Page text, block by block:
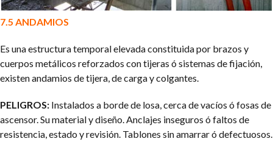
7.5 ANDAMIOS
Es una estructura temporal elevada constituida por brazos y
cuerpos metálicos reforzados con tijeras ó sistemas de fijación,
existen andamios de tijera, de carga y colgantes.
PELIGROS: Instalados a borde de losa, cerca de vacíos ó fosas de
ascensor. Su material y diseño. Anclajes inseguros ó faltos de
resistencia, estado y revisión. Tablones sin amarrar ó defectuosos.